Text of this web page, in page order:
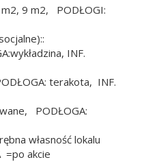
9 m2, PODŁOGI:
INF.
terakota, INF.
PODŁOGA:
własność lokalu
=po akcie